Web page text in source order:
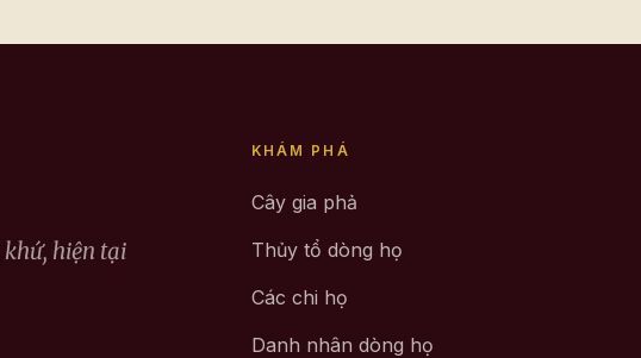
khứ, hiện tại
KHÁM PHÁ
Cây gia phả
Thủy tổ dòng họ
Các chi họ
Danh nhân dòng họ